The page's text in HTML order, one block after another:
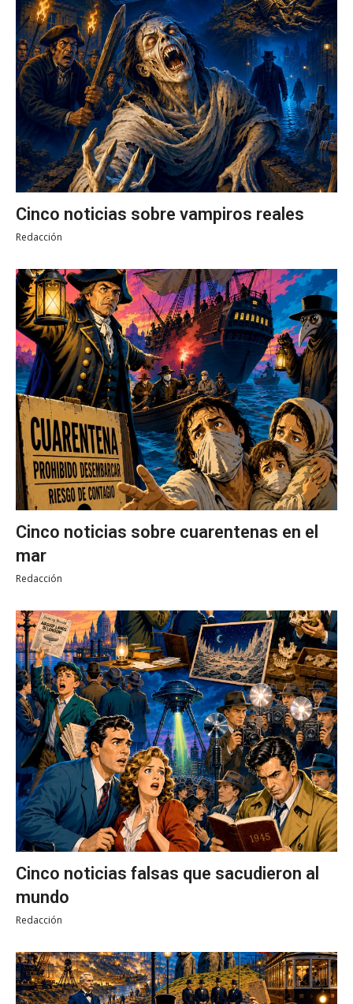
Cinco noticias sobre vampiros reales
Redacción
Cinco noticias sobre cuarentenas en el
mar
Redacción
Cinco noticias falsas que sacudieron al
mundo
Redacción